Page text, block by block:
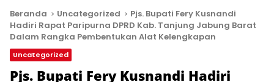
Beranda Uncategorized
Pjs. Bupati Fery Kusnandi
Hadiri Rapat Paripurna DPRD Kab. Tanjung Jabung Barat
Dalam Rangka Pembentukan Alat Kelengkapan
Uncategorized
Pjs. Bupati Fery Kusnandi Hadiri